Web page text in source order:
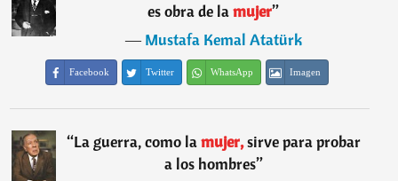
es obra de lamujer”
―Mustafa Kemal Atatürk
Facebook Twitter WhatsApp Imagen
“La guerra, como lamujer,sirve para probar
a los hombres”